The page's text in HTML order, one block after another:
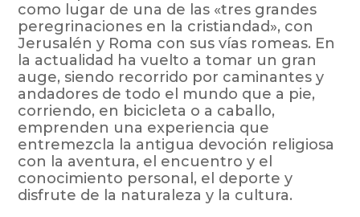
como lugar de una de las «tres grandes
peregrinaciones en la cristiandad», con
Jerusalén y Roma con sus vías romeas. En
la actualidad ha vuelto a tomar un gran
auge, siendo recorrido por caminantes y
andadores de todo el mundo que a pie,
corriendo, en bicicleta o a caballo,
emprenden una experiencia que
entremezcla la antigua devoción religiosa
con la aventura, el encuentro y el
conocimiento personal, el deporte y
disfrute de la naturaleza y la cultura.